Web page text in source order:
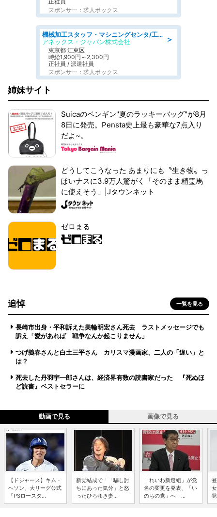
スポンサー：求人ボックス
＞
機械加工スタッフ・マシニングセンタ/工業系卒歓迎/未経験OK/男女活躍/土日祝休みあり/定年なし
アネックス・ジャパン株式会社
東京都 江東区
時給1,900円～2,300円
正社員 / 派遣社員
スポンサー：求人ボックス
姉妹サイト
Suicaのペンギン"夏のラッキーバッグ"が8月
8日に発売。Pensta史上最も豪華な7点入り
だよ~。
どうしてこうなった あまりにも〝生き物〟っ
ぽいナスに3.9万人驚がく「そのまま精霊馬
に使えそう」|Jタウンネット
ゼロまる
追悼 一覧を見る
長崎市出身・平和訴えた美輪明宏さん死去 ラストメッセージでも
訴え「愛があれば 戦争なんか起こりません」
つげ義春さんと白土三平さん カリスマ漫画家、二人の「違い」と
は？
死去した丹羽宇一郎さんは、経済界有数の読書家だった 『死ぬほ
ど読書』ベストセラーに
動画で見る 画像で見る
【ドジャース】キム・
ヘソン、大リーグ公式
「PSロースタ...
新党結成で「「騙し討
ちにあった気分」と怒
ったひろゆき妻...
「れいわ新選組」が党
名の変更を発表、「い
のちの党」へ ...